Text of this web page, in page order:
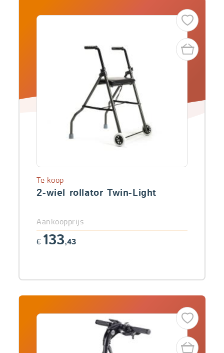
2-wiel rollator Twin-Light
Te koop
Aankoopprijs
€ 133,43